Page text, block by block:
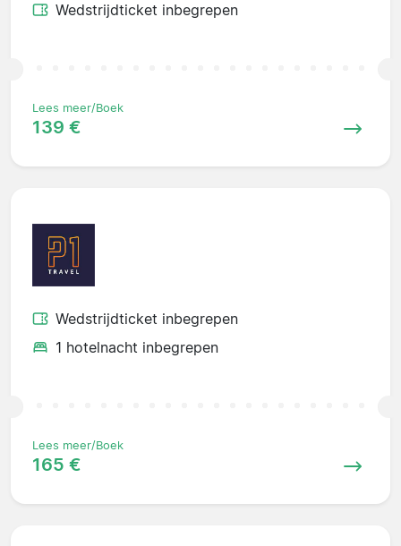
Wedstrijdticket inbegrepen
Lees meer/Boek
139 €
Wedstrijdticket inbegrepen
1 hotelnacht inbegrepen
Lees meer/Boek
165 €